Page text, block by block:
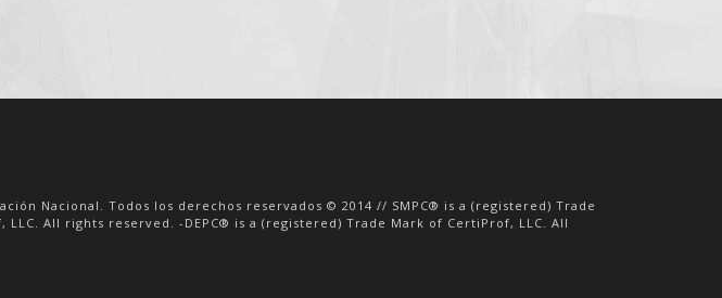
Nacional. Todos los derechos reservados © 2014 // SMPC® is a (registered) Trade
All rights reserved. -DEPC® is a (registered) Trade Mark of CertiProf, LLC. All